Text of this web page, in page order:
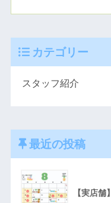
カテゴリー
最近の投稿
【実店